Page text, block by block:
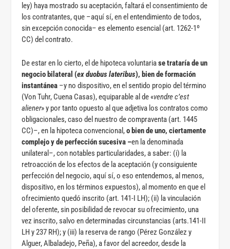
ley) haya mostrado su aceptación, faltará el consentimiento de
los contratantes, que –aquí sí, en el entendimiento de todos,
sin excepción conocida– es elemento esencial (art. 1262-1º
CC) del contrato.
De estar en lo cierto, el de hipoteca voluntariase trataría de un
negocio bilateral (ex duobus lateribus), bien de formación
instantánea –y no dispositivo, en el sentido propio del término
(Von Tuhr, Cuena Casas), equiparable al de «vendre c’est
aliener» y por tanto opuesto al que adjetiva los contratos como
obligacionales, caso del nuestro de compraventa (art. 1445
CC)–, en la hipoteca convencional,o bien de uno, ciertamente
complejo y de perfección sucesiva –en la denominada
unilateral–, con notables particularidades, a saber: (i) la
retroacción de los efectos de la aceptación (y consiguiente
perfección del negocio, aquí sí, o eso entendemos, al menos,
dispositivo, en los términos expuestos), al momento en que el
ofrecimiento quedó inscrito (art. 141-I LH); (ii) la vinculación
del oferente, sin posibilidad de revocar su ofrecimiento, una
vez inscrito, salvo en determinadas circunstancias (arts.141-II
LH y 237 RH); y (iii) la reserva de rango (Pérez González y
Alguer, Albaladejo, Peña), a favor del acreedor, desde la